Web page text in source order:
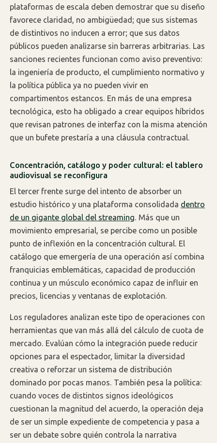
plataformas de escala deben demostrar que su diseño
favorece claridad, no ambigüedad; que sus sistemas
de distintivos no inducen a error; que sus datos
públicos pueden analizarse sin barreras arbitrarias. Las
sanciones recientes funcionan como aviso preventivo:
la ingeniería de producto, el cumplimiento normativo y
la política pública ya no pueden vivir en
compartimentos estancos. En más de una empresa
tecnológica, esto ha obligado a crear equipos híbridos
que revisan patrones de interfaz con la misma atención
que un bufete prestaría a una cláusula contractual.
Concentración, catálogo y poder cultural: el tablero
audiovisual se reconfigura
El tercer frente surge del intento de absorber un
estudio histórico y una plataforma consolidada dentro
de un gigante global del streaming. Más que un
movimiento empresarial, se percibe como un posible
punto de inflexión en la concentración cultural. El
catálogo que emergería de una operación así combina
franquicias emblemáticas, capacidad de producción
continua y un músculo económico capaz de influir en
precios, licencias y ventanas de explotación.
Los reguladores analizan este tipo de operaciones con
herramientas que van más allá del cálculo de cuota de
mercado. Evalúan cómo la integración puede reducir
opciones para el espectador, limitar la diversidad
creativa o reforzar un sistema de distribución
dominado por pocas manos. También pesa la política:
cuando voces de distintos signos ideológicos
cuestionan la magnitud del acuerdo, la operación deja
de ser un simple expediente de competencia y pasa a
ser un debate sobre quién controla la narrativa